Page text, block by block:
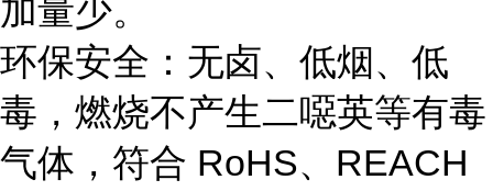
加量少。
环保安全：无卤、低烟、低
毒，燃烧不产生二噁英等有毒
气体，符合 RoHS、REACH